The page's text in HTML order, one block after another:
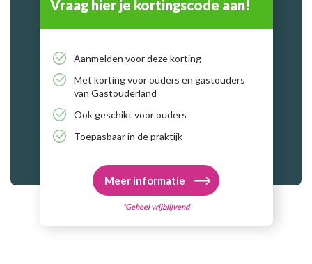
Vraag hier je kortingscode aan!
Aanmelden voor deze korting
Met korting voor ouders en gastouders
van Gastouderland
Ook geschikt voor ouders
Toepasbaar in de praktijk
Meer informatie
*Geheel vrijblijvend